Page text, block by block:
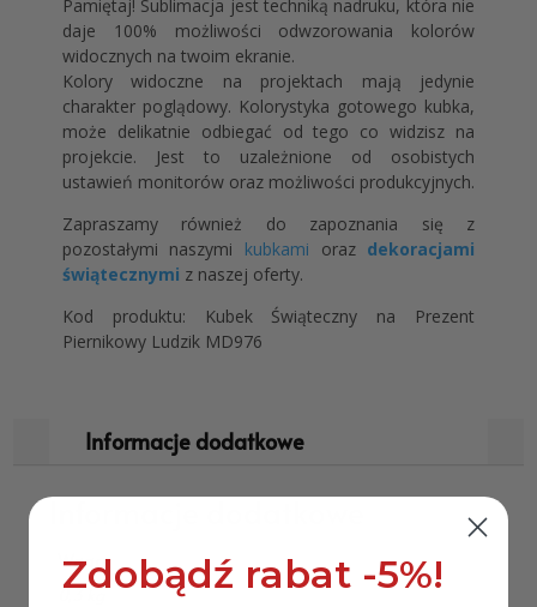
Pamiętaj! Sublimacja jest techniką nadruku, która nie
daje 100% możliwości odwzorowania kolorów
widocznych na twoim ekranie.
Kolory widoczne na projektach mają jedynie
charakter poglądowy. Kolorystyka gotowego kubka,
może delikatnie odbiegać od tego co widzisz na
projekcie. Jest to uzależnione od osobistych
ustawień monitorów oraz możliwości produkcyjnych.
Zapraszamy również do zapoznania się z
pozostałymi naszymi kubkami oraz dekoracjami
świątecznymi z naszej oferty.
Kod produktu: Kubek Świąteczny na Prezent
Piernikowy Ludzik MD976
Informacje dodatkowe
Informacje dodatkowe
Waga
0,3 kg
Zdobądź rabat -5%!